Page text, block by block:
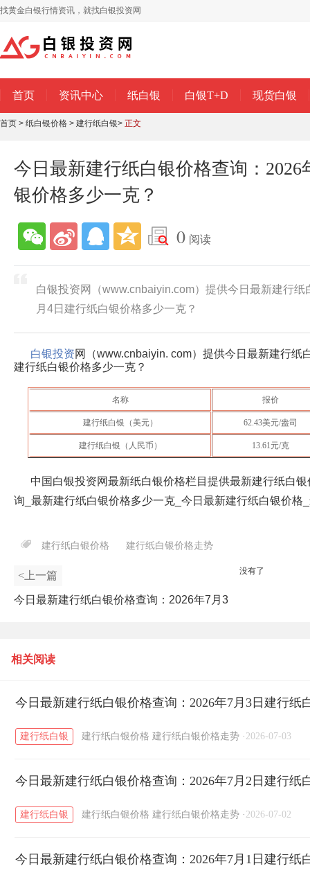
找黄金白银行情资讯，就找白银投资网
首页 资讯中心 纸白银 白银T+D 现货白银
首页 > 纸白银价格 > 建行纸白银> 正文
今日最新建行纸白银价格查询：2026
银价格多少一克？
0 阅读
白银投资网（www.cnbaiyin.com）提供今日最新建行
月4日建行纸白银价格多少一克？
白银投资网（www.cnbaiyin. com）提供今日最新建行纸
建行纸白银价格多少一克？
名称 报价
建行纸白银（美元） 62.43美元/盎司
建行纸白银（人民币） 13.61元/克
中国白银投资网最新纸白银价格栏目提供最新建行纸白
询_最新建行纸白银价格多少一克_今日最新建行纸白银价格
建行纸白银价格 建行纸白银价格走势
<上一篇
今日最新建行纸白银价格查询：2026年7月3
没有了
相关阅读
今日最新建行纸白银价格查询：2026年7月3日建行纸
建行纸白银 建行纸白银价格 建行纸白银价格走势 · 2026-07-03
今日最新建行纸白银价格查询：2026年7月2日建行纸
建行纸白银 建行纸白银价格 建行纸白银价格走势 · 2026-07-02
今日最新建行纸白银价格查询：2026年7月1日建行纸